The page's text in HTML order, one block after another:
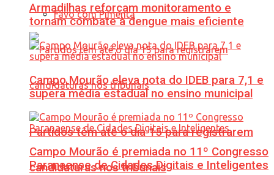
Favo com Pimenta
Partidos têm até o dia 15 para registrarem
candidaturas nos tribunais
Armadilhas reforçam monitoramento e
tornam combate à dengue mais eficiente
Campo Mourão eleva nota do IDEB para 7,1 e
supera média estadual no ensino municipal
Campo Mourão é premiada no 11º Congresso
Paranaense de Cidades Digitais e Inteligentes